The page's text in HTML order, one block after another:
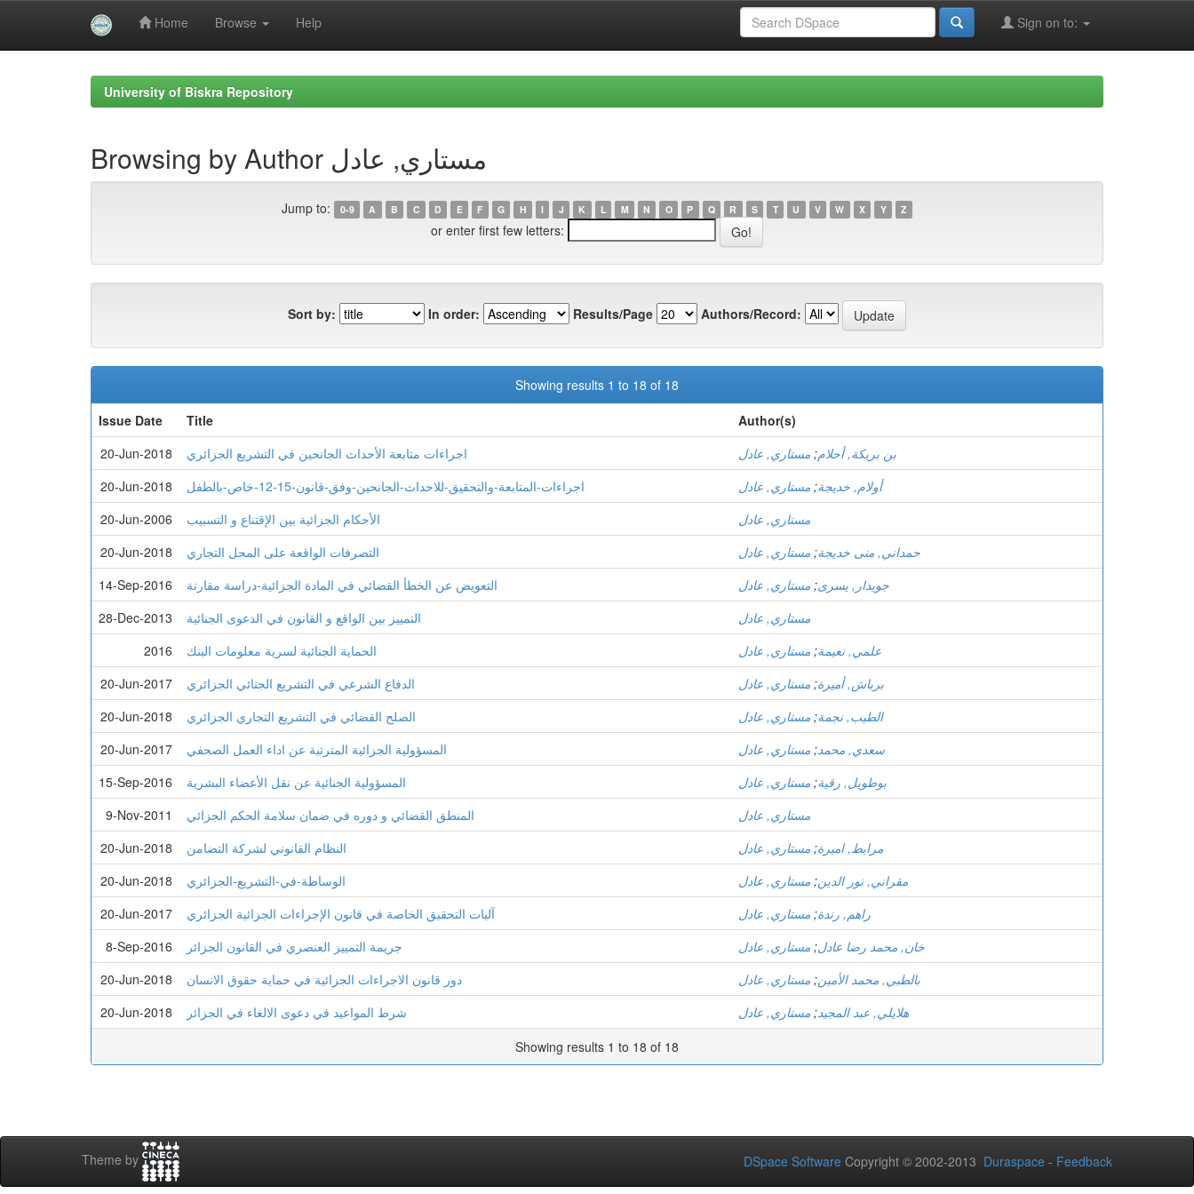
Home Browse Help Sign on to:
University of Biskra Repository
Browsing by Author مستاري, عادل
Jump to: 0-9 A B C D E F G H I J K L M N O P Q R S T U V W X Y Z
or enter first few letters:
Sort by: In order: Results/Page Authors/Record:
Showing results 1 to 18 of 18
Issue Date
Title
Author(s)
20-Jun-2018
اجراءات متابعة الأحداث الجانحين في التشريع الجزائري بن بريكة, أحلام; مستاري, عادل
20-Jun-2018
اجراءات-المتابعة-والتحقيق-للاحداث-الجانحين-وفق-قانون-15-12-خاص-بالطفل أولام, خديجة; مستاري, عادل
20-Jun-2006
الأحكام الجزائية بين الإقتناع و التسبيب
مستاري, عادل
20-Jun-2018
التصرفات الواقعة على المحل التجاري حمداني, منى خديجة; مستاري, عادل
14-Sep-2016
التعویض عن الخطأ القضائي في المادة الجزائیة-دراسة مقارنة جويدار, يسرى; مستاري, عادل
28-Dec-2013
التمييز بين الواقع و القانون في الدعوى الجنائية
مستاري, عادل
2016
الحماية الجنائية لسرية معلومات البنك علمي, نعيمة; مستاري, عادل
20-Jun-2017
الدفاع الشرعي في التشريع الجنائي الجزائري برباش, أميرة; مستاري, عادل
20-Jun-2018
الصلح القضائي في التشريع التجاري الجزائري الطيب, نجمة; مستاري, عادل
20-Jun-2017
المسؤولية الجزائية المترتبة عن اداء العمل الصحفي سعدي, محمد; مستاري, عادل
15-Sep-2016
المسؤولية الجنائية عن نقل الأعضاء البشرية بوطويل, رقية; مستاري, عادل
9-Nov-2011
المنطق القضائي و دوره في ضمان سلامة الحكم الجزائي
مستاري, عادل
20-Jun-2018
النظام القانوني لشركة التضامن مرابط, اميرة; مستاري, عادل
20-Jun-2018
الوساطة-في-التشريع-الجزائري مقراني, نور الدين; مستاري, عادل
20-Jun-2017
آليات التحقيق الخاصة في قانون الإجراءات الجزائية الجزائري راهم, رندة; مستاري, عادل
8-Sep-2016
جريمة التمييز العنصري في القانون الجزائر خان, محمد رضا عادل; مستاري, عادل
20-Jun-2018
دور قانون الاجراءات الجزائية في حماية حقوق الانسان بالطبي, محمد الأمين; مستاري, عادل
20-Jun-2018
شرط المواعيد في دعوى الالغاء في الجزائر هلايلي, عبد المجيد; مستاري, عادل
Showing results 1 to 18 of 18
Theme by DSpace Software Copyright © 2002-2013 Duraspace - Feedback